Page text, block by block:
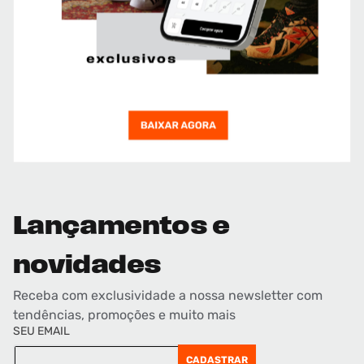
Lançamentos e
novidades
Receba com exclusividade a nossa newsletter com
tendências, promoções e muito mais
SEU EMAIL
CADASTRAR